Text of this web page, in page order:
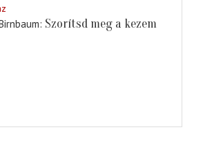
Szorítsd meg a kezem